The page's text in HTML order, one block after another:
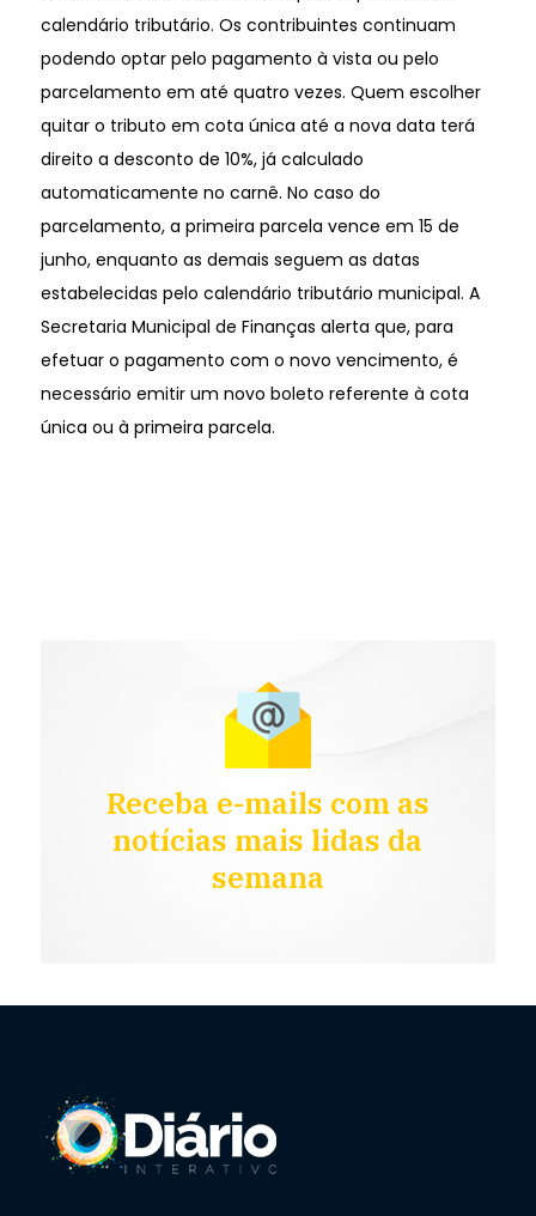
calendário tributário. Os contribuintes continuam
podendo optar pelo pagamento à vista ou pelo
parcelamento em até quatro vezes. Quem escolher
quitar o tributo em cota única até a nova data terá
direito a desconto de 10%, já calculado
automaticamente no carnê. No caso do
parcelamento, a primeira parcela vence em 15 de
junho, enquanto as demais seguem as datas
estabelecidas pelo calendário tributário municipal. A
Secretaria Municipal de Finanças alerta que, para
efetuar o pagamento com o novo vencimento, é
necessário emitir um novo boleto referente à cota
única ou à primeira parcela.
Receba e-mails com as
notícias mais lidas da
semana